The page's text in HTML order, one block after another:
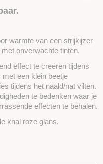
warmte van een strijkijzer
onverwachte tinten.
effect te creëren tijdens
met een klein beetje
tijdens het naald/nat vilten.
te bedenken waar je
effecten te behalen.
knal roze glans.